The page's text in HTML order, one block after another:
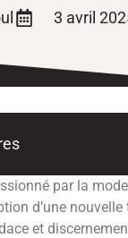
3 avril
par la
d’une
et